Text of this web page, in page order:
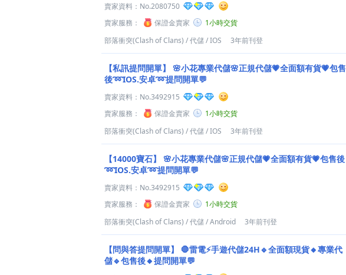
賣家資料： No.2080750
賣家服務：
保證金賣家
1小時交貨
部落衝突(Clash of Clans) /代儲/IOS 3年前刊登
【私訊提問開單】
🌸小花專業代儲🌸正規代儲💗全面額有貨💗包售
後➿IOS.安卓➿提問開單💬
賣家資料： No.3492915
賣家服務：
保證金賣家
1小時交貨
部落衝突(Clash of Clans) /代儲/IOS 3年前刊登
【14000寶石】
🌸小花專業代儲🌸正規代儲💗全面額有貨💗包售後
➿IOS.安卓➿提問開單💬
賣家資料： No.3492915
賣家服務：
保證金賣家
1小時交貨
部落衝突(Clash of Clans) /代儲/Android 3年前刊登
【問與答提問開單】
🛑雷電⚡️手遊代儲24H🔹全面額現貨🔸專業代
儲🔹包售後🔸提問開單💬